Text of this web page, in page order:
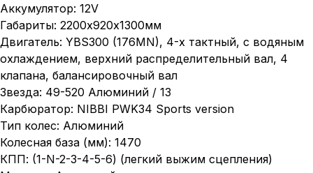
Аккумулятор: 12V
Габариты: 2200х920х1300мм
Двигатель: YBS300 (176MN), 4-х тактный, с водяным
охлаждением, верхний распределительный вал, 4
клапана, балансировочный вал
Звезда: 49-520 Алюминий / 13
Карбюратор: NIBBI PWK34 Sports version
Тип колес: Алюминий
Колесная база (мм): 1470
КПП: (1-N-2-3-4-5-6) (легкий выжим сцепления)